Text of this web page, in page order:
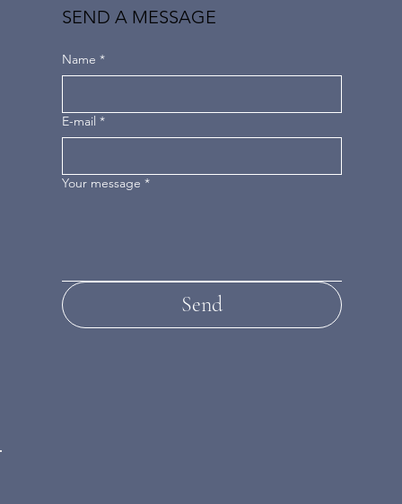
SEND A MESSAGE
Name *
E-mail *
Your message *
Send